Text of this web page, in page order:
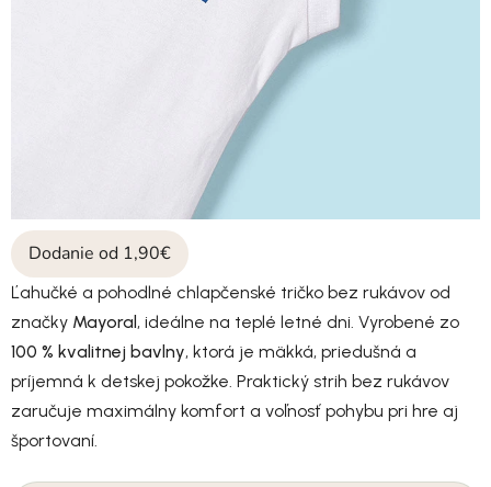
Dodanie od 1,90€
Ľahučké a pohodlné chlapčenské tričko bez rukávov od
značky Mayoral , ideálne na teplé letné dni. Vyrobené zo
100 % kvalitnej bavlny, ktorá je mäkká, priedušná a
príjemná k detskej pokožke. Praktický strih bez rukávov
zaručuje maximálny komfort a voľnosť pohybu pri hre aj
športovaní.